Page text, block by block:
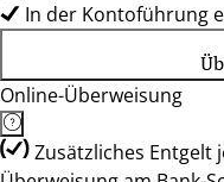
In der Kontoführung
Online-Überweisung
Zusätzliches Entgelt